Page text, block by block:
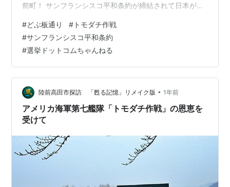
前町！ サンフランシスコ平和条約が締結されて日本が独
す。 ところで・・・今日は何しに横須賀へ？ “ トモダチ
ジャズ ”を聴きに来たわけではありません ( ◠‿◠ ) na-
mannoeyelevel.hatenablog.com ヨコスカ海軍カレーを
食べに来ました (^｡^)v でもこのカレー屋さん、ちょっと
他とは違う様です …
#どぶ板通り # トモダチ作戦
#サンフランシスコ平和条約
#選挙ドットコムちゃんねる
陸前高田市探訪 「甦る記憶」リメイク版 • 1年前
アメリカ海軍第七艦隊「トモダチ作戦」の恩恵を
受けて